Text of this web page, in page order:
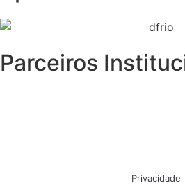
Parceiros
Privacidade